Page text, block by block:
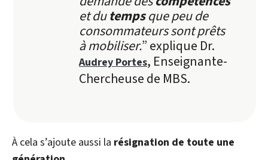
et dutempsque peu de
consommateurs sont prêts
à mobiliser.” explique Dr.
Audrey Portes, Enseignante-
Chercheuse de MBS.
À cela s’ajoute aussi la résignation de toute une